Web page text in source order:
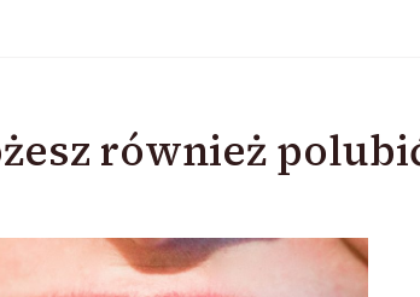
również